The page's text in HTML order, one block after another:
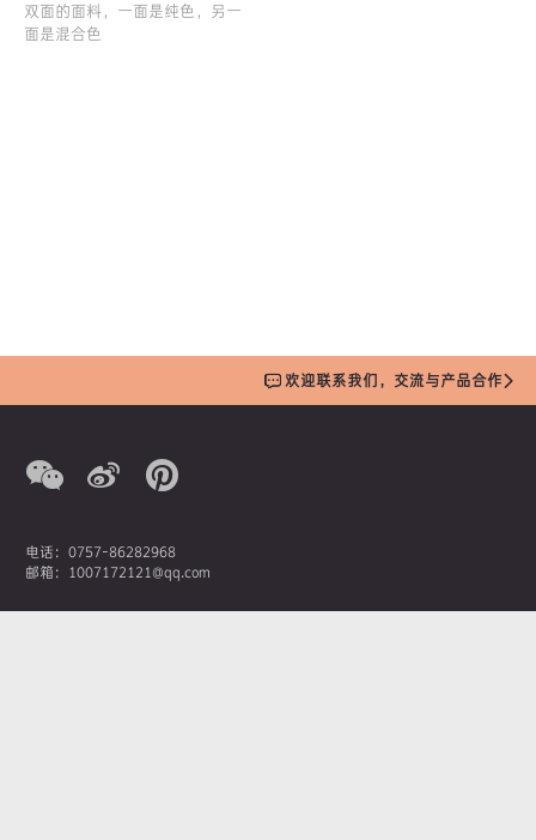
双面的面料，一面是纯色，另一
面是混合色
欢迎联系我们，交流与产品合作
电话：0757-86282968
邮箱：1007172121@qq.com